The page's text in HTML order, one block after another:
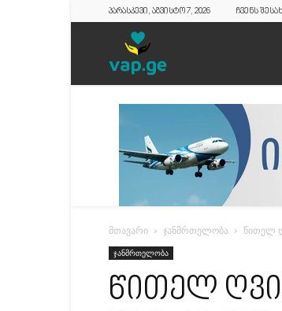
პარასკევი, აგვისტო 7, 2026 ჩვენს
მთავარი ჯანმრთელობა წითელ
ჯანმრთელობა
წითელ